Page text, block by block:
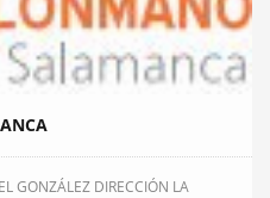
GONZÁLEZ DIRECCIÓN LA